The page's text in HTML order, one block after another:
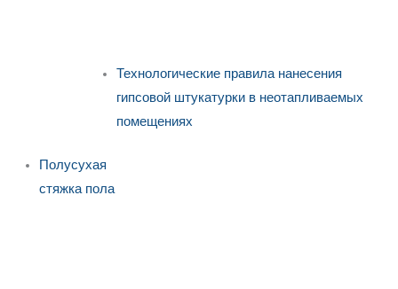
Технологические правила нанесения
гипсовой штукатурки в неотапливаемых
помещениях
Полусухая
стяжка пола